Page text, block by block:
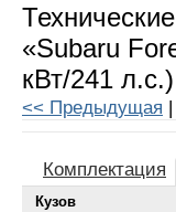
«Subaru
кВт/241
<< Предыдущая
Комплектация
Кузов